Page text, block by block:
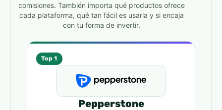
comisiones. También importa qué productos ofrece
cada plataforma, qué tan fácil es usarla y si encaja
con tu forma de invertir.
Top 1
Pepperstone